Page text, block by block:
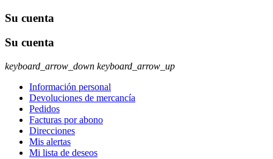
Su cuenta
Su cuenta
keyboard_arrow_down keyboard_arrow_up
Información personal
Devoluciones de mercancía
Pedidos
Facturas por abono
Direcciones
Mis alertas
Mi lista de deseos